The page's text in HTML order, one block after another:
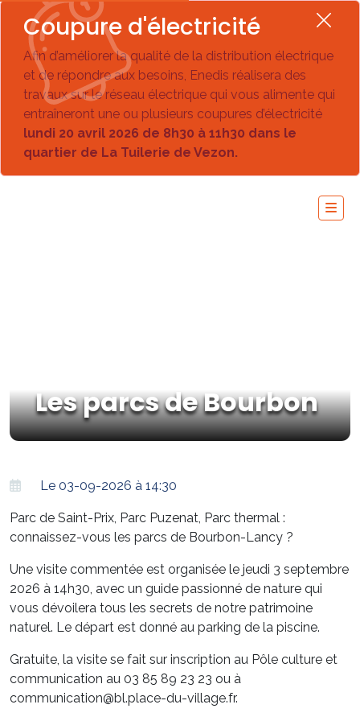
Coupure d'électricité
Afin d’améliorer la qualité de la distribution électrique
et de répondre aux besoins, Enedis réalisera des
travaux sur le réseau électrique qui vous alimente qui
entraîneront une ou plusieurs coupures d’électricité
lundi 20 avril 2026 de 8h30 à 11h30 dans le
quartier de La Tuilerie de Vezon.
Les parcs de Bourbon
Le 03-09-2026 à 14:30
Parc de Saint-Prix, Parc Puzenat, Parc thermal :
connaissez-vous les parcs de Bourbon-Lancy ?
Une visite commentée est organisée le jeudi 3 septembre
2026 à 14h30, avec un guide passionné de nature qui
vous dévoilera tous les secrets de notre patrimoine
naturel. Le départ est donné au parking de la piscine.
Gratuite, la visite se fait sur inscription au Pôle culture et
communication au 03 85 89 23 23 ou à
communication@bl.place-du-village.fr.